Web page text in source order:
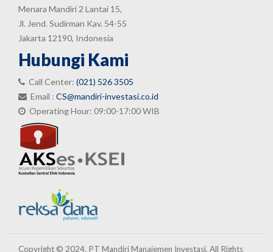
Menara Mandiri 2 Lantai 15,
Jl. Jend. Sudirman Kav. 54-55
Jakarta 12190, Indonesia
Hubungi Kami
Call Center: (021) 526 3505
Email : CS@mandiri-investasi.co.id
Operating Hour: 09:00-17:00 WIB
Copyright © 2024. PT Mandiri Manajemen Investasi. All Rights